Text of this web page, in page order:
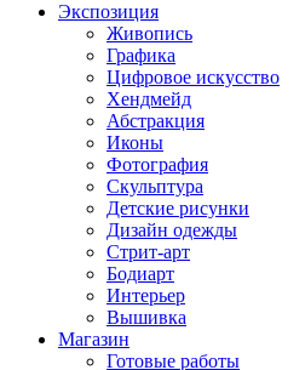
Экспозиция
Живопись
Графика
Цифровое искусство
Хендмейд
Абстракция
Иконы
Фотография
Скульптура
Детские рисунки
Дизайн одежды
Стрит-арт
Бодиарт
Интерьер
Вышивка
Магазин
Готовые работы